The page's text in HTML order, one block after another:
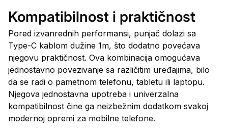
Kompatibilnost i praktičnost
Pored izvanrednih performansi, punjač dolazi sa
Type-C kablom dužine 1m, što dodatno povećava
njegovu praktičnost. Ova kombinacija omogućava
jednostavno povezivanje sa različitim uređajima, bilo
da se radi o pametnom telefonu, tabletu ili laptopu.
Njegova jednostavna upotreba i univerzalna
kompatibilnost čine ga neizbežnim dodatkom svakoj
modernoj opremi za mobilne telefone.